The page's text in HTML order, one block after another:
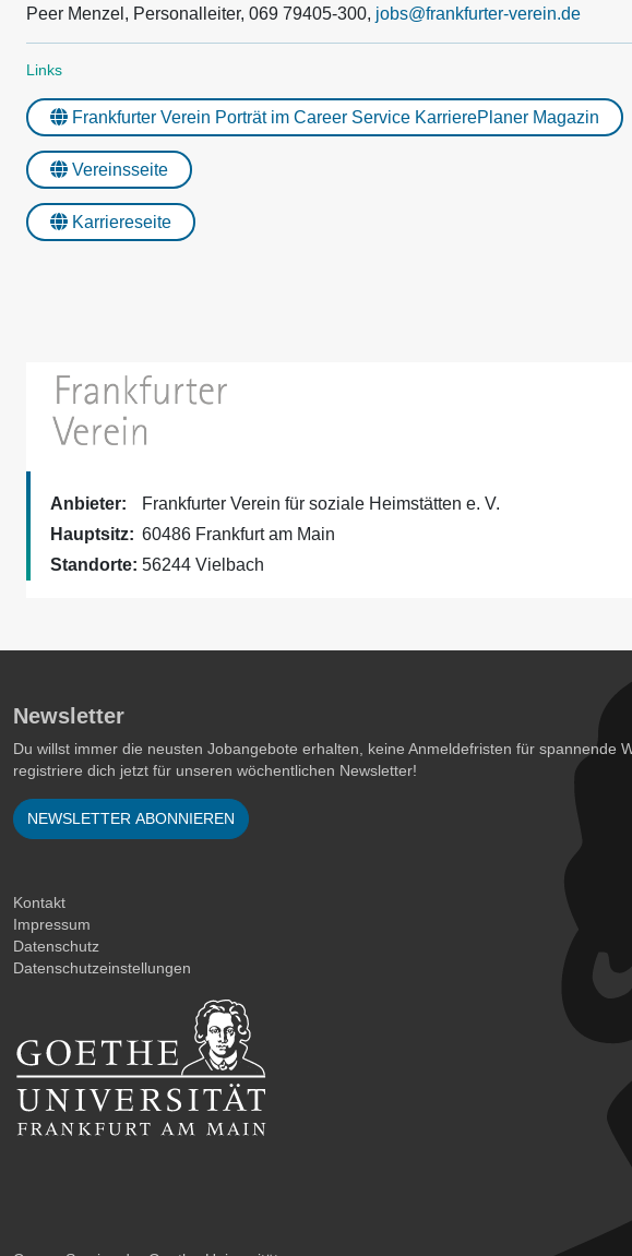
Peer Menzel, Personalleiter, 069 79405-300, jobs@frankfurter-verein.de
Links
Frankfurter Verein Porträt im Career Service KarrierePlaner Magazin
Vereinsseite
Karriereseite
Anbieter:
Frankfurter Verein für soziale Heimstätten e. V.
Hauptsitz: 60486 Frankfurt am Main
Standorte: 56244 Vielbach
Newsletter
Du willst immer die neusten Jobangebote erhalten, keine Anmeldefristen für
registriere dich jetzt für unseren wöchentlichen Newsletter!
NEWSLETTER ABONNIEREN
Kontakt
Impressum
Datenschutz
Datenschutzeinstellungen